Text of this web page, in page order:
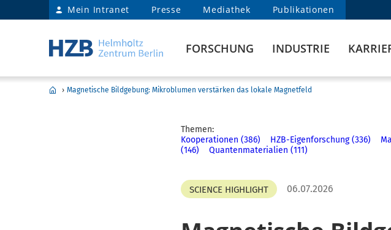
Mein Intranet Presse Mediathek Publikationen
FORSCHUNG INDUSTRIE
› Magnetische Bildgebung: Mikroblumen verstärken das lokale Magnetfeld
Themen:
Kooperationen (386)
HZB-Eigenforschung (336)
(146)
Quantenmaterialien (111)
SCIENCE HIGHLIGHT 06.07.2026